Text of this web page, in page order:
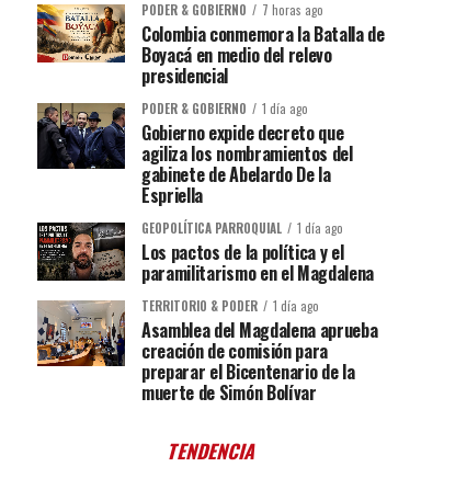
PODER & GOBIERNO 7 horas ago
Colombia conmemora la Batalla de
Boyacá en medio del relevo
presidencial
PODER & GOBIERNO 1 día ago
Gobierno expide decreto que
agiliza los nombramientos del
gabinete de Abelardo De la
Espriella
GEOPOLÍTICA PARROQUIAL 1 día ago
Los pactos de la política y el
paramilitarismo en el Magdalena
TERRITORIO & PODER 1 día ago
Asamblea del Magdalena aprueba
creación de comisión para
preparar el Bicentenario de la
muerte de Simón Bolívar
TENDENCIA